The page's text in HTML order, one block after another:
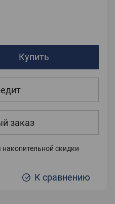
Купить
заказ
скидки
К сравнению